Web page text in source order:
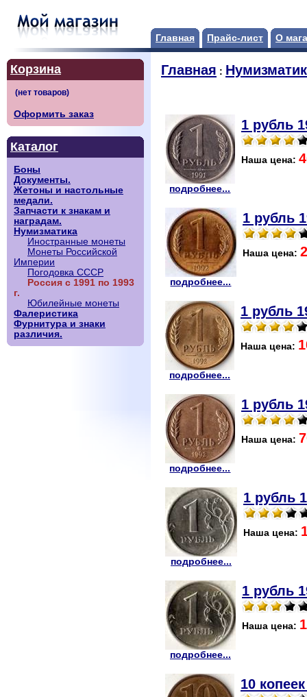
Главная Прайс-лист О
Корзина
Оформить заказ
Каталог
Боны
Документы.
Жетоны и настольные
медали.
Запчасти к знакам и
наградам.
Нумизматика
Иностранные монеты
Монеты Российской
Империи
Погодовка СССР
Россия с 1991 по 1993
г.
Юбилейные монеты
Фалеристика
Фурнитура и знаки
различия.
Главная :
подробнее...
1 рубль
Наша цена:
подробнее...
1 рубль
Наша цена:
подробнее...
1 рубль
Наша цена:
подробнее...
1 рубль
Наша цена:
подробнее...
1 рубль
Наша цена:
подробнее...
1 рубль
Наша цена:
10